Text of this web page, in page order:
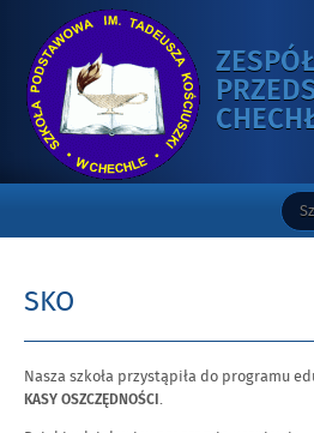
Tutaj
SKO
Nasza szkoła przystąpiła do programu
KASY OSZCZĘDNOŚCI .